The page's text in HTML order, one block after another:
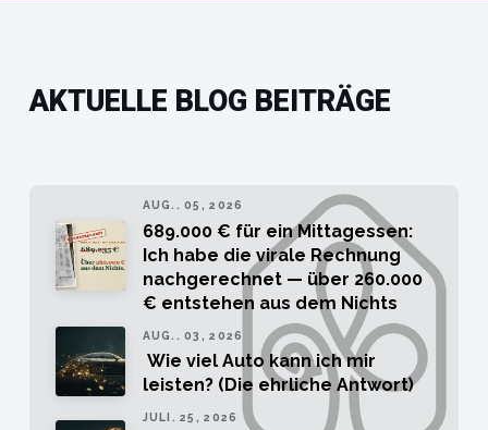
AKTUELLE BLOG BEITRÄGE
AUG.. 05, 2026
689.000 € für ein Mittagessen:
Ich habe die virale Rechnung
nachgerechnet — über 260.000
€ entstehen aus dem Nichts
AUG.. 03, 2026
Wie viel Auto kann ich mir
leisten? (Die ehrliche Antwort)
JULI. 25, 2026